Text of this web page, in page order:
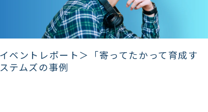
ベントレポート＞「寄ってたかって育成す
テムズの事例